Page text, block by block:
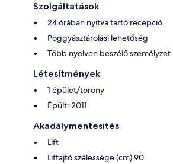
Szolgáltatások
24 órában nyitva tartó recepció
Poggyásztárolási lehetőség
Több nyelven beszélő személyzet
Létesítmények
1 épület/torony
Épült: 2011
Akadálymentesítés
Lift
Liftajtó szélessége (cm) 90